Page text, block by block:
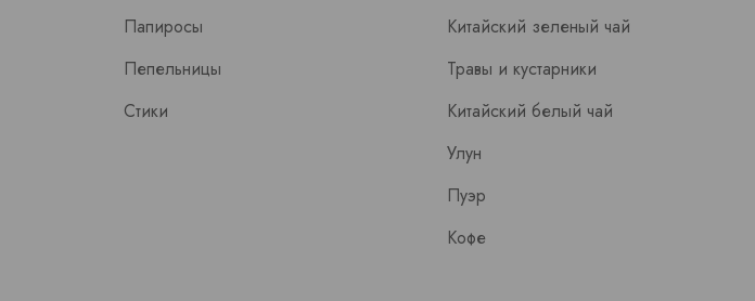
Папиросы
Пепельницы
Стики
Китайский зеленый чай
Травы и кустарники
Китайский белый чай
Улун
Пуэр
Кофе